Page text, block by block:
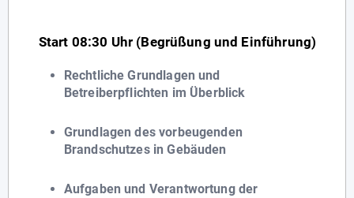
Start 08:30 Uhr (Begrüßung und Einführung)
Rechtliche Grundlagen und
Betreiberpflichten im Überblick
Grundlagen des vorbeugenden
Brandschutzes in Gebäuden
Aufgaben und Verantwortung der